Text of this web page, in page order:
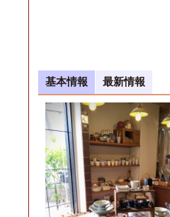
基本情報 最新情報